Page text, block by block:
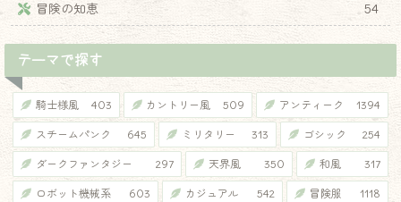
冒険の知恵
54
テーマで探す
騎士様風 403 カントリー風 509 アンティーク 1394
スチームパンク 645 ミリタリー 313 ゴシック 254
ダークファンタジー 297 天界風 350 和風 317
ロボット機械系 603 カジュアル 542 冒険服 1118